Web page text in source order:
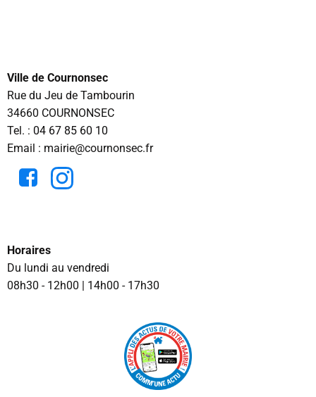
Ville de Cournonsec
Rue du Jeu de Tambourin
34660 COURNONSEC
Tel. : 04 67 85 60 10
Email : mairie@cournonsec.fr
Horaires
Du lundi au vendredi
08h30 - 12h00 | 14h00 - 17h30